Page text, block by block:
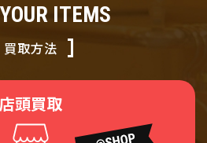
ITEMS
買取方法
店頭買取